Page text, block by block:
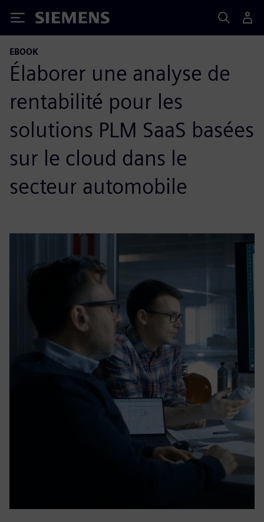
Siemens
EBOOK
Élaborer une analyse de
rentabilité pour les
solutions PLM SaaS basées
sur le cloud dans le
secteur automobile